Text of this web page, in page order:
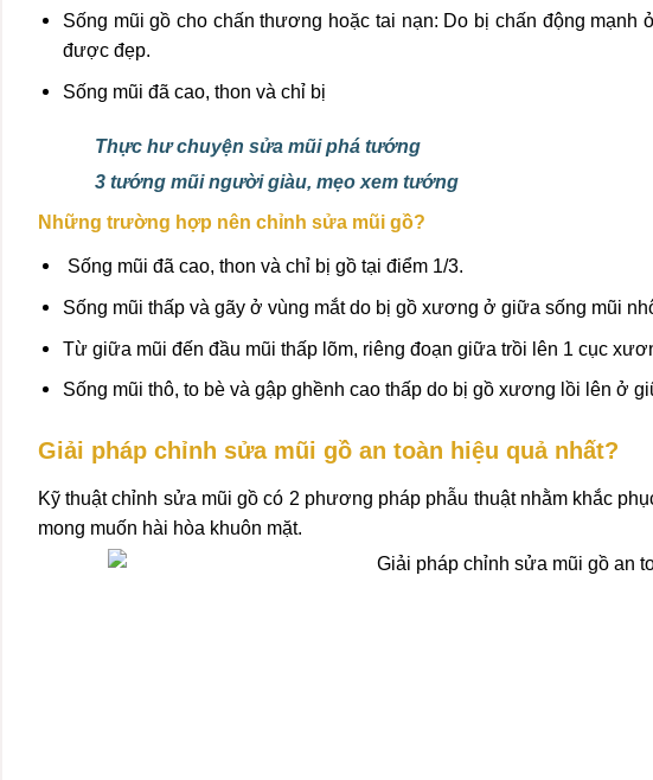
Sống mũi gồ cho chấn thương hoặc tai nạn: Do bị chấn động
được đẹp.
Sống mũi đã cao, thon và chỉ bị
Thực hư chuyện sửa mũi phá tướng
3 tướng mũi người giàu, mẹo xem tướng
Những trường hợp nên chỉnh sửa mũi gồ?
Sống mũi đã cao, thon và chỉ bị gồ tại điểm 1/3.
Sống mũi thấp và gãy ở vùng mắt do bị gồ xương ở giữa sống mũi
Từ giữa mũi đến đầu mũi thấp lõm, riêng đoạn giữa trồi lên 1 cục
Sống mũi thô, to bè và gập ghềnh cao thấp do bị gồ xương lồi lên ở
Giải pháp chỉnh sửa mũi gồ an toàn hiệu quả nhất?
Kỹ thuật chỉnh sửa mũi gồ có 2 phương pháp phẫu thuật nhằm khắc
mong muốn hài hòa khuôn mặt.